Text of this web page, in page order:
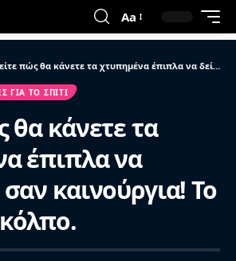
Aa
πώς θα κάνετε τα χτυπημένα έπιπλα να δείχνουν σαν καινούργια! Το απόλυτο κόλπο.
ΓΙΑ ΤΟ ΣΠΊΤΙ
θα κάνετε τα
έπιπλα να
καινούργια! Το